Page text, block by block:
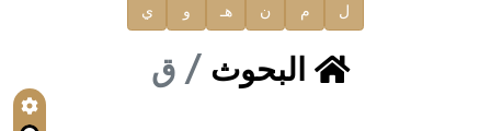
ل م ن هـ و ي
البحوث ق